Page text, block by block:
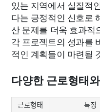
있는 지역에서 실질적
다는 긍정적인 신호로
산 문제를 더욱 효과적
각 프로젝트의 성과를
적인 계획들이 마련될
다양한 근로형태
근로형태 특징